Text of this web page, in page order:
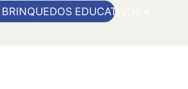
BRINQUEDOS EDUCATIVOS